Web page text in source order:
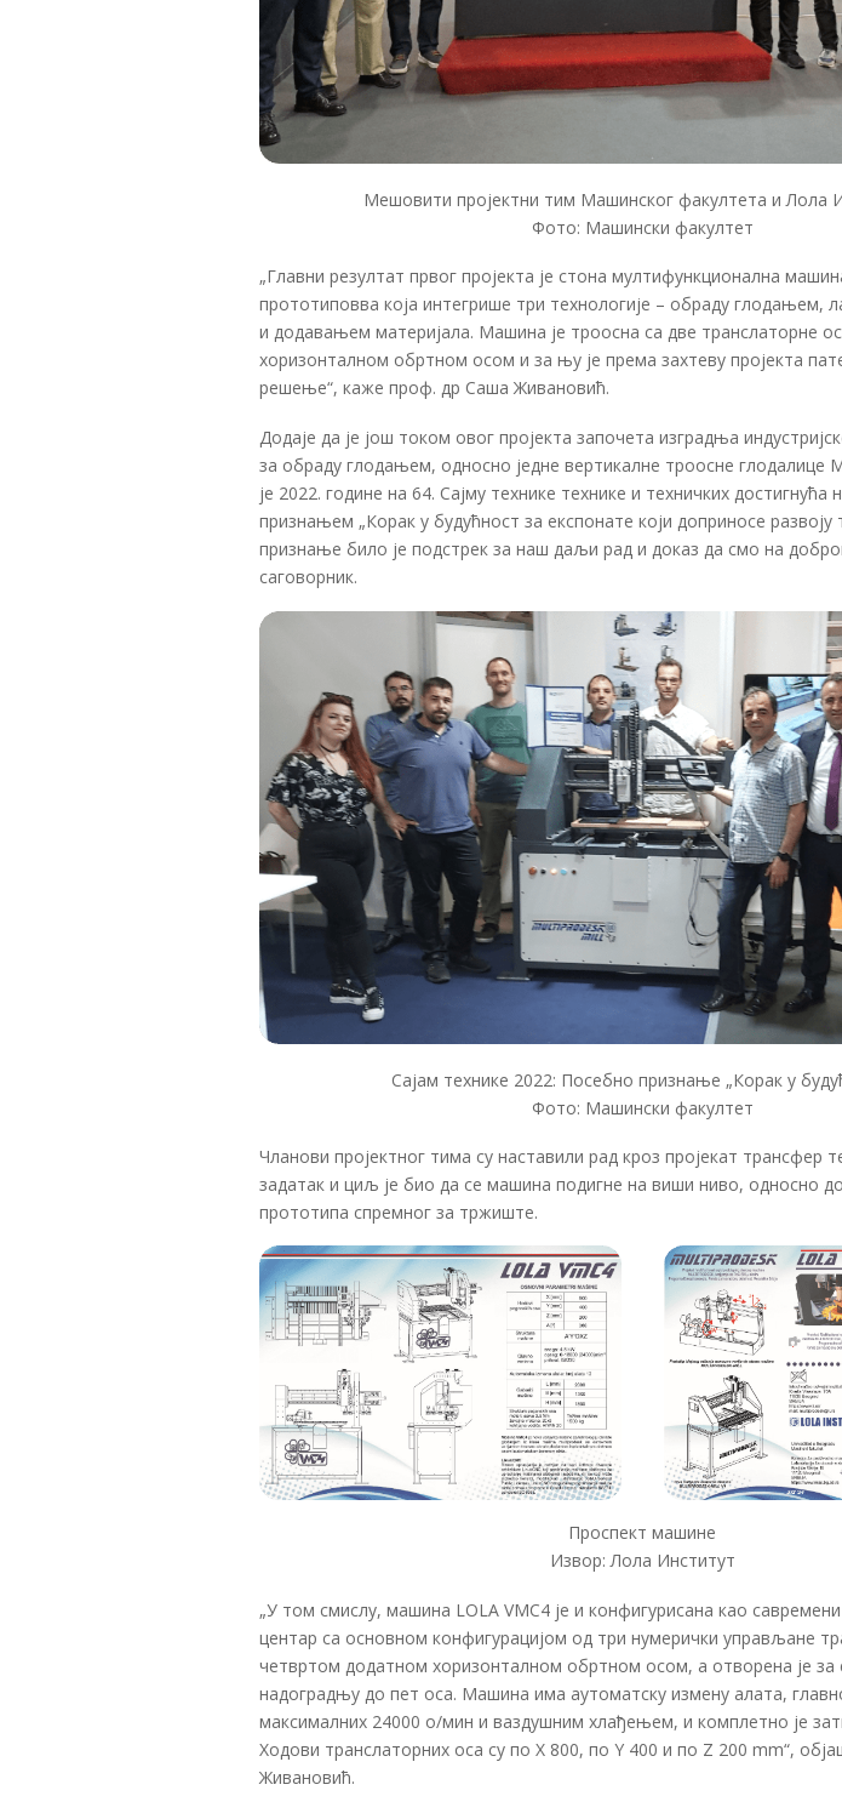
Мешовити пројектни тим Машинског факултета и Лола
Фото: Машински факултет
„Главни резултат првог пројекта је стона мултифункционална
прототиповва која интегрише три технологије – обраду глодањем,
и додавањем материјала. Машина је троосна са две транслаторне
хоризонталном обртном осом и за њу је према захтеву пројекта
решење“, каже проф. др Саша Живановић.
Додаје да је још током овог пројекта започета изградња
за обраду глодањем, односно једне вертикалне троосне глодалице
је 2022. године на 64. Сајму технике технике и техничких
признањем „Корак у будућност за експонате који доприносе развоју
признање било је подстрек за наш даљи рад и доказ да смо на
саговорник.
Сајам технике 2022: Посебно признање „Корак у
Фото: Машински факултет
Чланови пројектног тима су наставили рад кроз пројекат трансфер
задатак и циљ је био да се машина подигне на виши ниво, односно до
прототипа спремног за тржиште.
Проспект машине
Извор: Лола Институт
„У том смислу, машина LOLA VMC4 je и конфигурисана као
центар са основном конфигурациjом од три нумерички управљане
четвртом додатном хоризонталном обртном осом, а отворена је за
надоградњу до пет оса. Машина има аутоматску измену алата,
максималних 24000 о/мин и ваздушним хлађењем, и комплетно је
Ходови транслаторних оса су по Х 800, по Y 400 и по Z 200 mm“,
Живановић.